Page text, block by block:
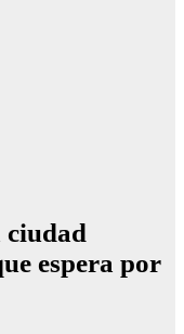
ciudad
espera por